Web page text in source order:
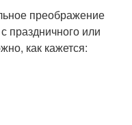
преображение
праздничного или
как кажется: